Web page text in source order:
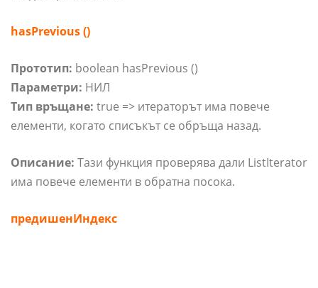
hasPrevious ()
Прототип: boolean hasPrevious ()
Параметри: НИЛ
Тип връщане: true => итераторът има повече
елементи, когато списъкът се обръща назад.
Описание: Тази функция проверява дали ListIterator
има повече елементи в обратна посока.
предишенИндекс